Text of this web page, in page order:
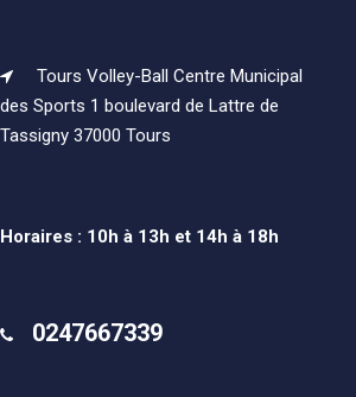
Tours Volley-Ball Centre Municipal
des Sports 1 boulevard de Lattre de
Tassigny 37000 Tours
Horaires : 10h à 13h et 14h à 18h
0247667339